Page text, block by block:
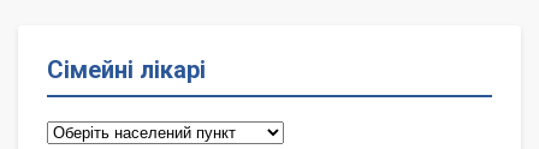
Сімейні лікарі
Сімейні